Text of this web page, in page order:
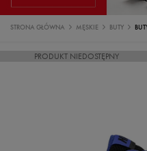
STRONA GŁÓWNA MĘSKIE BUTY
PRODUKT NIEDOSTĘPNY